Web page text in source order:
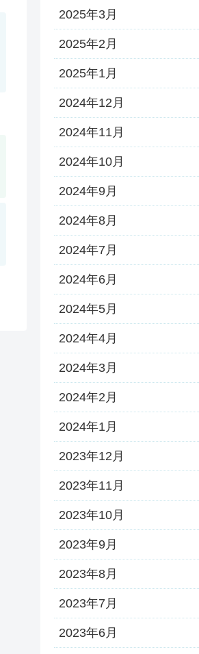
2025年3月
2025年2月
2025年1月
2024年12月
2024年11月
2024年10月
2024年9月
2024年8月
2024年7月
2024年6月
2024年5月
2024年4月
2024年3月
2024年2月
2024年1月
2023年12月
2023年11月
2023年10月
2023年9月
2023年8月
2023年7月
2023年6月